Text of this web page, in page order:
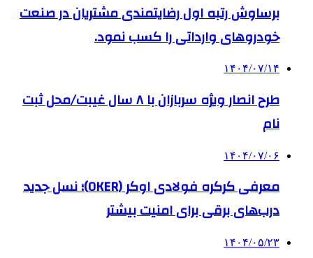
برساوش رتبه اول رضایتمندی مشتریان در صنعت
خودروهای وارداتی را کسب نمود.
۱۴۰۴/۰۷/۱۴
طرح انصار ویژه سربازان با ۸ سال غیبت/محل ثبت
نام
۱۴۰۴/۰۷/۰۶
معرفی کرکره فولادی اوکر (OKER)؛ نسل جدید
درب‌های برقی برای امنیت بیشتر
۱۴۰۴/۰۵/۲۳